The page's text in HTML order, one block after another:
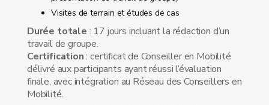
Visites de terrain et études de cas
Durée totale : 17 jours incluant la rédaction d’un
travail de groupe.
Certification: certificat de Conseiller en Mobilité
délivré aux participants ayant réussi l’évaluation
finale, avec intégration au Réseau des Conseillers en
Mobilité.